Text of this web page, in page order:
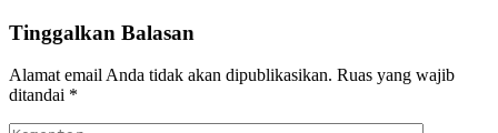
Tinggalkan Balasan
Alamat email Anda tidak akan dipublikasikan. Ruas yang wajib
ditandai *